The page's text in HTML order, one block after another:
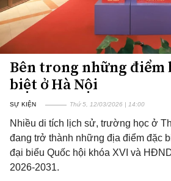
Bên trong những điểm
biệt ở Hà Nội
SỰ KIỆN Thứ 5, 12/03/2026 | 14:00
Nhiều di tích lịch sử, trường học ở
đang trở thành những địa điểm đặc
đại biểu Quốc hội khóa XVI và
2026-2031.